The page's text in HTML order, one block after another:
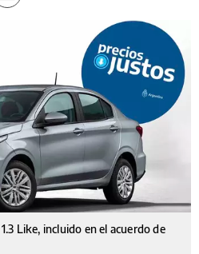
Like, incluido en el acuerdo de